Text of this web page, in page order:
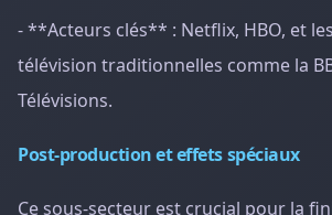
- **Acteurs clés** : Netflix, HBO, et
télévision traditionnelles comme la
Télévisions.
Post-production et effets spéciaux
Ce sous-secteur est crucial pour la